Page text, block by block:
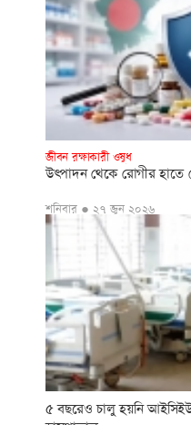
জীবন রক্ষাকারী ওষুধ
উৎপাদন থেকে রোগীর হাতে
শনিবার ● ২৭ জুন ২০২৬
৫ বছরেও চালু হয়নি